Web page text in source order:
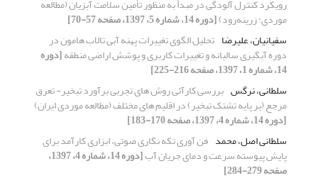
رویکرد کنترل آلودگی در مبدأ به منظور تأمین سلامت آبزیان (مطالعه
موردی: زرینه‌رود)[دوره 14، شماره 5، 1397، صفحه 57-70]
سفیانیان، علیرضا تحلیل الگوی تغییرات پهنه آبی تالاب هامون در
دوره آبگیری سالیانه و تغییرات کاربری و پوشش اراضی منطقه[دوره
14، شماره 1، 1397، صفحه 216-225]
سلطانی، نرگس بررسی کارآئی روش های تجربی برآورد تبخیر- تعرق
مرجع (بر پایه تشتک تبخیر) در اقلیم های مختلف (مطالعه موردی ایران)
[دوره 14، شماره 4، 1397، صفحه 170-183]
سلطانی اصل، محمد فن آوری تکه نگاری صوتی، ابزاری کارآمد برای
پایش پیوسته سرعت و دمای جریان آب [دوره 14، شماره 4، 1397،
صفحه 279-284]